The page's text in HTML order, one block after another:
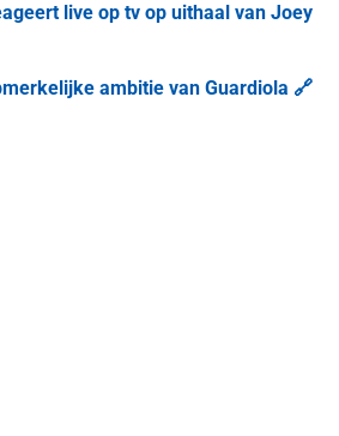
live op tv op uithaal van Joey
ambitie van Guardiola 🔗